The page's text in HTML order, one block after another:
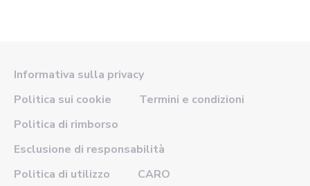
Informativa sulla privacy
Politica sui cookie
Termini e condizioni
Politica di rimborso
Esclusione di responsabilità
Politica di utilizzo
CARO